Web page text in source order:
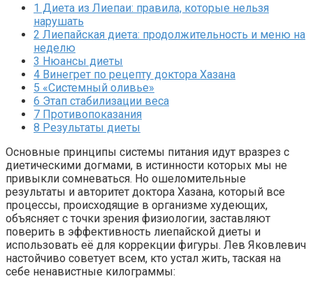
1 Диета из Лиепаи: правила, которые нельзя
нарушать
2 Лиепайская диета: продолжительность и меню на
неделю
3 Нюансы диеты
4 Винегрет по рецепту доктора Хазана
5 «Системный оливье»
6 Этап стабилизации веса
7 Противопоказания
8 Результаты диеты
Основные принципы системы питания идут вразрез с
диетическими догмами, в истинности которых мы не
привыкли сомневаться. Но ошеломительные
результаты и авторитет доктора Хазана, который все
процессы, происходящие в организме худеющих,
объясняет с точки зрения физиологии, заставляют
поверить в эффективность лиепайской диеты и
использовать её для коррекции фигуры. Лев Яковлевич
настойчиво советует всем, кто устал жить, таская на
себе ненавистные килограммы: